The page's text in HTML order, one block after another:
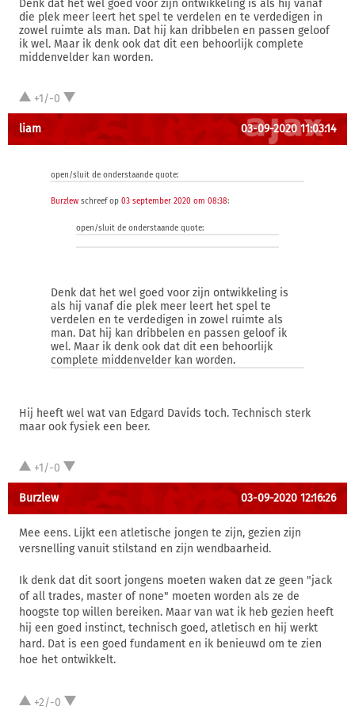
Denk dat het wel goed voor zijn ontwikkeling is als hij vanaf
die plek meer leert het spel te verdelen en te verdedigen in
zowel ruimte als man. Dat hij kan dribbelen en passen geloof
ik wel. Maar ik denk ook dat dit een behoorlijk complete
middenvelder kan worden.
+1/-0
liam 03-09-2020 11:03:14
open/sluit de onderstaande quote:
Burzlew schreef op 03 september 2020 om 08:38:
open/sluit de onderstaande quote:
Denk dat het wel goed voor zijn ontwikkeling is
als hij vanaf die plek meer leert het spel te
verdelen en te verdedigen in zowel ruimte als
man. Dat hij kan dribbelen en passen geloof ik
wel. Maar ik denk ook dat dit een behoorlijk
complete middenvelder kan worden.
Hij heeft wel wat van Edgard Davids toch. Technisch sterk
maar ook fysiek een beer.
+1/-0
Burzlew 03-09-2020 12:16:26
Mee eens. Lijkt een atletische jongen te zijn, gezien zijn
versnelling vanuit stilstand en zijn wendbaarheid.
Ik denk dat dit soort jongens moeten waken dat ze geen "jack
of all trades, master of none" moeten worden als ze de
hoogste top willen bereiken. Maar van wat ik heb gezien heeft
hij een goed instinct, technisch goed, atletisch en hij werkt
hard. Dat is een goed fundament en ik benieuwd om te zien
hoe het ontwikkelt.
+2/-0